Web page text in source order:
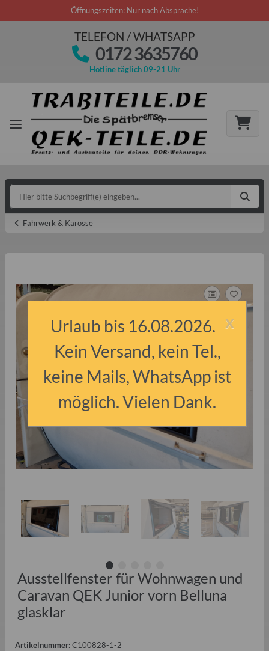
Öffnungszeiten: Nur nach Absprache!
TELEFON / WHATSAPP
0172 3635760
Hotline täglich 09-21 Uhr
Fahrwerk & Karosse
Ausstellfenster für Wohnwagen und
Caravan QEK Junior vorn Belluna
glasklar
Artikelnummer:C100828-1-2
x
Urlaub bis 16.08.2026.
Kein Versand, kein Tel.,
keine Mails, WhatsApp ist
möglich. Vielen Dank.